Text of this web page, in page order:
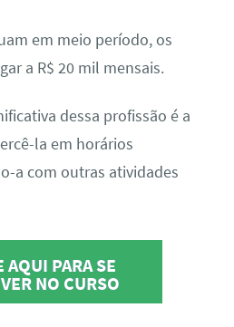
em meio período, os
a R$ 20 mil mensais.
dessa profissão é a
la em horários
a com outras atividades
AQUI PARA SE
NO CURSO